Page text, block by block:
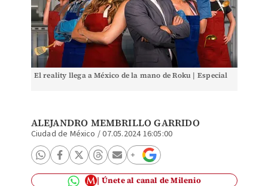
El reality llega a México de la mano de Roku | Especial
ALEJANDRO MEMBRILLO GARRIDO
Ciudad de México /07.05.2024 16:05:00
Únete al canal de Milenio